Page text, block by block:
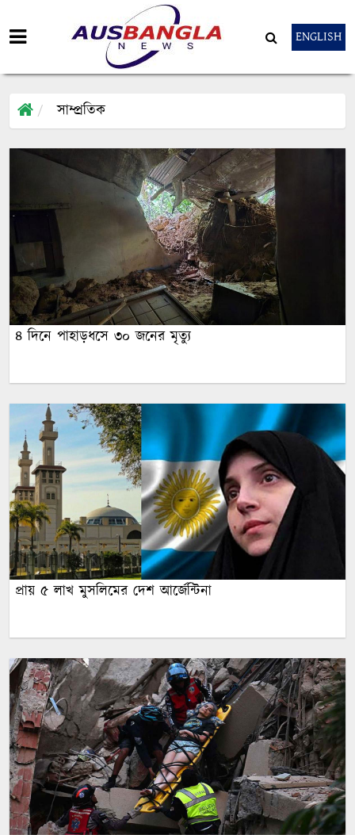
ENGLISH
সাম্প্রতিক
৪ দিনে পাহাড়ধসে ৩০ জনের মৃত্যু
প্রায় ৫ লাখ মুসলিমের দেশ আর্জেন্টিনা